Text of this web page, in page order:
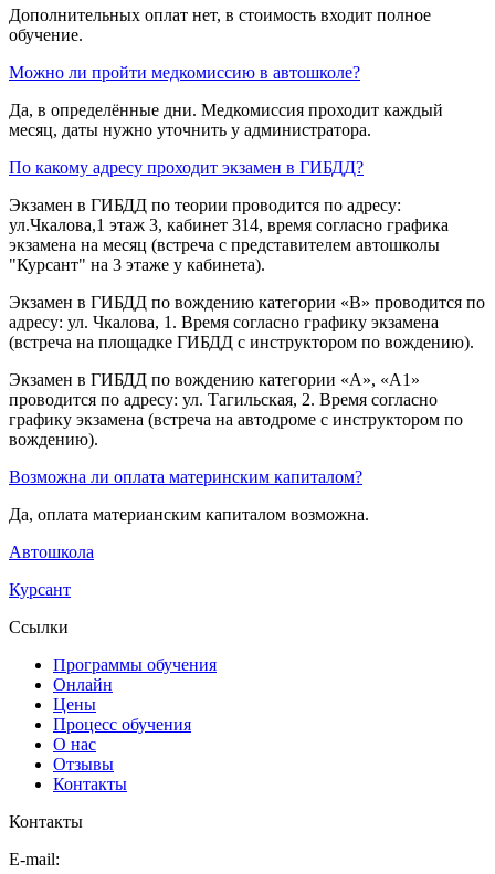
Дополнительных оплат нет, в стоимость входит полное
обучение.
Можно ли пройти медкомиссию в автошколе?
Да, в определённые дни. Медкомиссия проходит каждый
месяц, даты нужно уточнить у администратора.
По какому адресу проходит экзамен в ГИБДД?
Экзамен в ГИБДД по теории проводится по адресу:
ул.Чкалова,1 этаж 3, кабинет 314, время согласно графика
экзамена на месяц (встреча с представителем автошколы
"Курсант" на 3 этаже у кабинета).
Экзамен в ГИБДД по вождению категории «B» проводится по
адресу: ул. Чкалова, 1. Время согласно графику экзамена
(встреча на площадке ГИБДД с инструктором по вождению).
Экзамен в ГИБДД по вождению категории «A», «A1»
проводится по адресу: ул. Тагильская, 2. Время согласно
графику экзамена (встреча на автодроме с инструктором по
вождению).
Возможна ли оплата материнским капиталом?
Да, оплата материанским капиталом возможна.
Автошкола
Курсант
Ссылки
Программы обучения
Онлайн
Цены
Процесс обучения
О нас
Отзывы
Контакты
Контакты
E-mail: